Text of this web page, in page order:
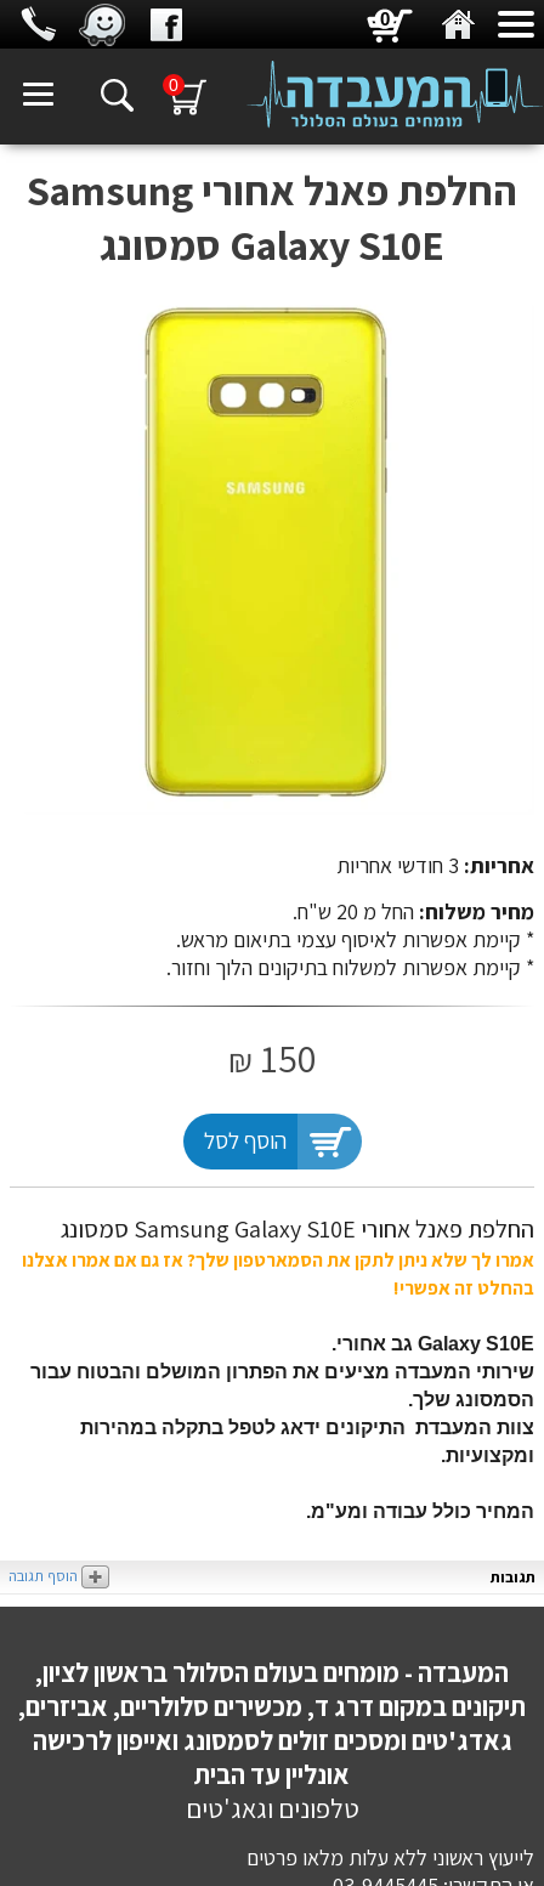
0
‏החלפת פאנל אחורי Samsung
Galaxy S10E סמסונג
אחריות: 3 חודשי אחריות
מחיר משלוח: החל מ 20 ש"ח.
​​​​​​​* קיימת אפשרות לאיסוף עצמי בתיאום מראש.
* קיימת אפשרות למשלוח בתיקונים הלוך וחזור.
150
₪
הוסף לסל
‏החלפת פאנל אחורי Samsung Galaxy S10E סמסונג
אמרו לך שלא ניתן לתקן את הסמארטפון שלך? אז גם אם אמרו אצלנו
בהחלט זה אפשרי!
Galaxy S10E גב אחורי.
שירותי המעבדה מציעים את הפתרון המושלם והבטוח עבור
הסמסונג שלך.
צוות המעבדת התיקונים ידאג לטפל בתקלה במהירות
ומקצועיות.
המחיר כולל עבודה ומע"מ.
תגובות הוסף תגובה
המעבדה - מומחים בעולם הסלולר בראשון לציון,
תיקונים במקום דרג ד, מכשירים סלולריים, אביזרים,
גאדג'טים ומסכים זולים לסמסונג ואייפון לרכישה
אונליין עד הבית
טלפונים וגאג'טים
לייעוץ ראשוני ללא עלות מלאו פרטים
0